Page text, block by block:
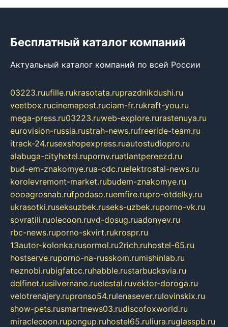
Бесплатный каталог компаний
Актуальный каталог компаний по всей России
03223.ruufille.rukrasotata.ruprazdnikdushi.ru
veetbox.rucinemapost.ruciam-fr.rukraft-you.ru
mega-press.ru03223.ruweb-explore.rurastenuya.ru
eurovision-russia.rustrah-news.rufreeride-team.ru
itrack-24.rusexshopexpress.ruautostudiopro.ru
alabuga-cityhotel.rupornv.ruatlantpereezd.ru
bud-em-znakomye.rua-cdc.ruelektrostal-news.ru
korolevremont-market.rubudem-znakomye.ru
oooagrosnab.rufpodaso.ruemfire.rupro-otdelky.ru
ukrasotki.ruseksuzbek.ruseks-uzbek.ruporno-vk.ru
sovratili.ruolecoon.ruvd-dosug.ruadonyev.ru
rbc-news.ruporno-skvirt.rukrospr.ru
13autor-kolonka.rusormol.ru2rich.ruhostel-65.ru
hostserve.ruporno-na-russkom.rumishinlab.ru
neznobi.rubigfatcc.ruhabble.rustarbucksvia.ru
delfinet.rusilvernano.ruelestal.ruvektor-doroga.ru
velotrenajery.rupronso54.rulenasever.rulovinskix.ru
show-pets.rusmartnews03.rudiscofoxworld.ru
miraclecoon.rupongup.ruhostel65.ruliura.ruglasspb.ru